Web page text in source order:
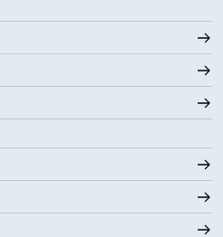
73° F
0 (Mørkt)
1%
10 mi
30000 fot